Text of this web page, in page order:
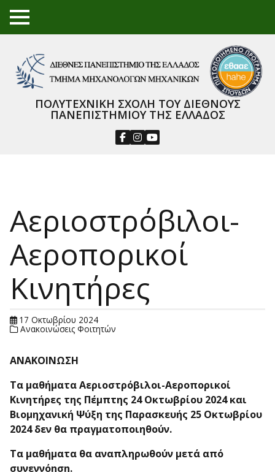
TO
GGL
NU
ΠΟΛΥΤΕΧΝΙΚΗ ΣΧΟΛΗ ΤΟΥ ΔΙΕΘΝΟΥΣ
ΠΑΝΕΠΙΣΤΗΜΙΟΥ ΤΗΣ ΕΛΛΑΔΟΣ
Αεριοστρόβιλοι-
Αεροπορικοί
Κινητήρες
17 Οκτωβρίου 2024
Ανακοινώσεις Φοιτητών
ΑΝΑΚΟΙΝΩΣΗ
Τα μαθήματα Αεριοστρόβιλοι-Αεροπορικοί
Κινητήρες της Πέμπτης 24 Οκτωβρίου 2024και
Βιομηχανική Ψύξη της Παρασκευής 25 Οκτωβρίου
2024δεν θα πραγματοποιηθούν.
Τα μαθήματα θα αναπληρωθούν μετά από
συνεννόηση.